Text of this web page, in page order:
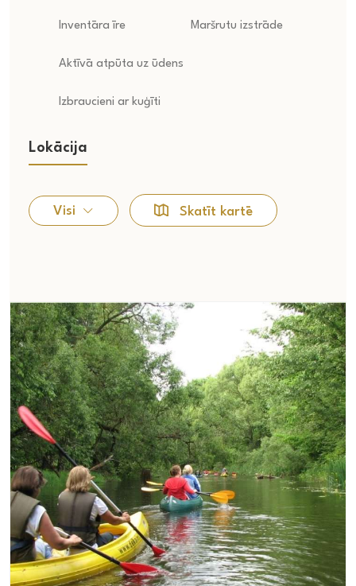
Inventāra īre Maršrutu izstrāde
Aktīvā atpūta uz ūdens
Izbraucieni ar kuģīti
Lokācija
Visi Skatīt kartē